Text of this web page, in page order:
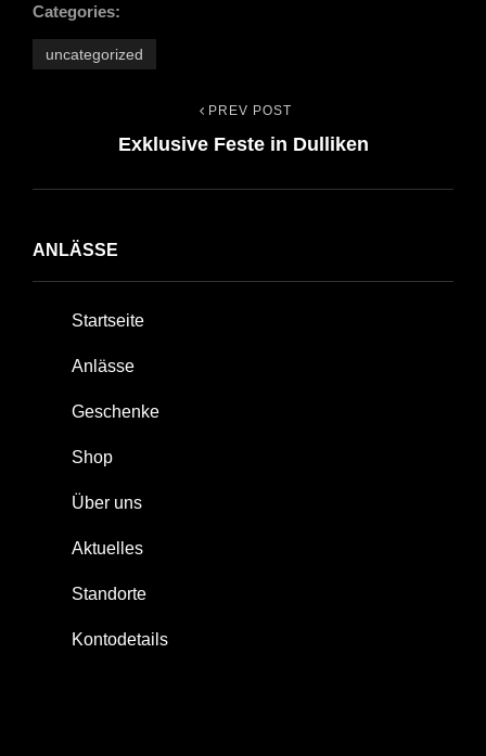
Categories:
uncategorized
Navigation
PREV POST
Exklusive Feste in Dulliken
ANLÄSSE
Startseite
Anlässe
Geschenke
Shop
Über uns
Aktuelles
Standorte
Kontodetails